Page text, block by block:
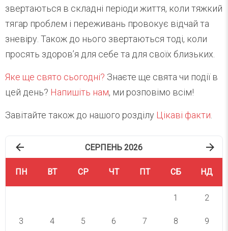
звертаються в складні періоди життя, коли тяжкий
тягар проблем і переживань провокує відчай та
зневіру. Також до нього звертаються тоді, коли
просять здоров’я для себе та для своїх близьких.
Яке ще свято сьогодні? Знаєте ще свята чи події в
цей день? Напишіть нам, ми розповімо всім!
Завітайте також до нашого розділу Цікаві факти
СЕРПЕНЬ 2026
ПН ВТ СР ЧТ ПТ СБ НД
1 2
3 4 5 6 7 8 9